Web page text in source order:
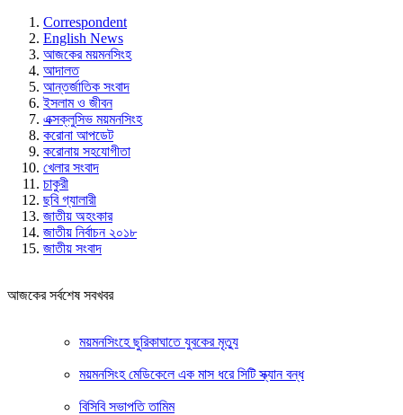
Correspondent
English News
আজকের ময়মনসিংহ
আদালত
আন্তর্জাতিক সংবাদ
ইসলাম ও জীবন
এক্সক্লুসিভ ময়মনসিংহ
করোনা আপডেট
করোনায় সহযোগীতা
খেলার সংবাদ
চাকুরী
ছবি গ্যালারী
জাতীয় অহংকার
জাতীয় নির্বাচন ২০১৮
জাতীয় সংবাদ
আজকের সর্বশেষ সবখবর
ময়মনসিংহে ছুরিকাঘাতে যুবকের মৃত্যু
ময়মনসিংহ মেডিকেলে এক মাস ধরে সিটি স্ক্যান বন্ধ
বিসিবি সভাপতি তামিম